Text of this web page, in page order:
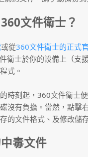
文件衛士？
或從360文件衛士的正式
衛士於你的設備上（
式。
時刻起，360文件衛士
沒有負擔。當然，點擊
的文件格式、及修改儲
毒文件